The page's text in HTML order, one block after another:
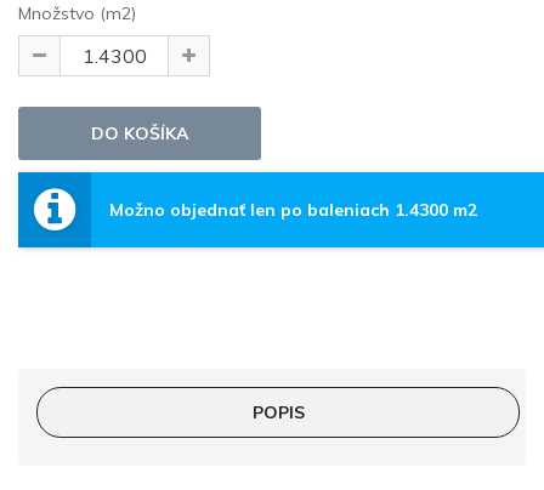
Množstvo (m2)
Možno objednať len po baleniach 1.4300 m2
POPIS